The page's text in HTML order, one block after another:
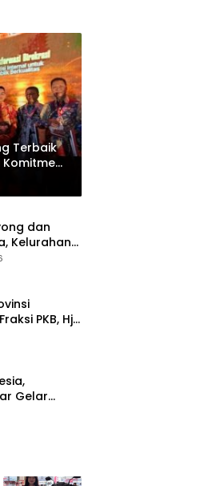
Terbaik
Komitmen
dan
Kelurahan
PKB, Hj.
Dan
Malam
Award
Gelar
Inovasi